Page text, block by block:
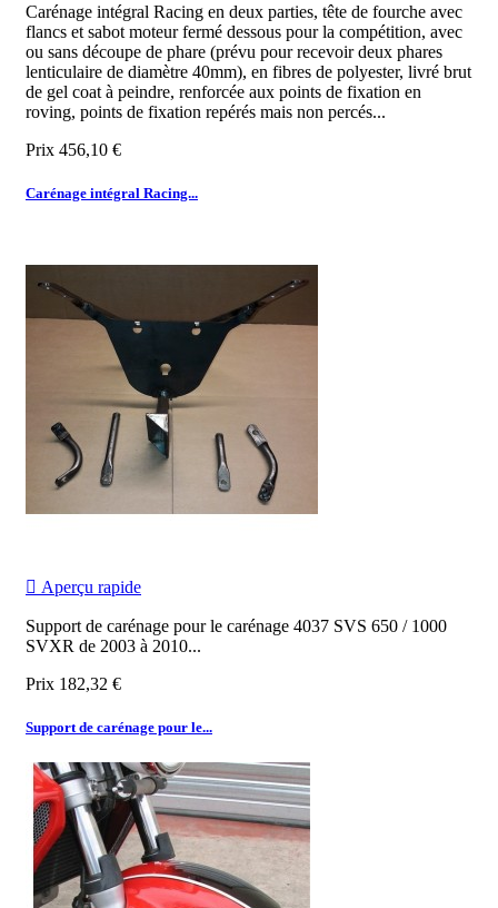
Carénage intégral Racing en deux parties, tête de fourche avec
flancs et sabot moteur fermé dessous pour la compétition, avec
ou sans découpe de phare (prévu pour recevoir deux phares
lenticulaire de diamètre 40mm), en fibres de polyester, livré brut
de gel coat à peindre, renforcée aux points de fixation en
roving, points de fixation repérés mais non percés...
Prix 456,10 €
Carénage intégral Racing...
 Aperçu rapide
Support de carénage pour le carénage 4037 SVS 650 / 1000
SVXR de 2003 à 2010...
Prix 182,32 €
Support de carénage pour le...